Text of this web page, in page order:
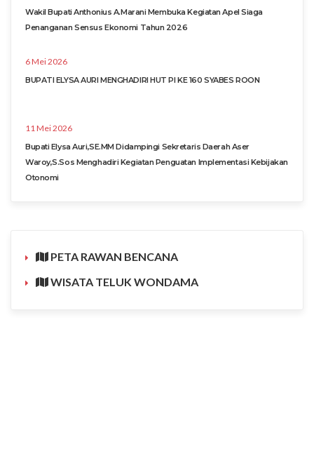
Wakil Bupati Anthonius A.Marani Membuka Kegiatan Apel Siaga
Penanganan Sensus Ekonomi Tahun 2026
6 Mei 2026
BUPATI ELYSA AURI MENGHADIRI HUT PI KE 160 SYABES ROON
11 Mei 2026
Bupati Elysa Auri,SE.MM Didampingi Sekretaris Daerah Aser
Waroy,S.Sos Menghadiri Kegiatan Penguatan Implementasi Kebijakan
Otonomi
PETA RAWAN BENCANA
WISATA TELUK WONDAMA